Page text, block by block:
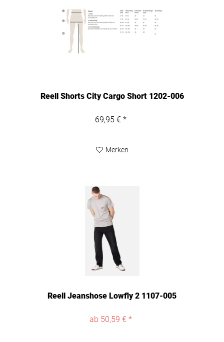
Reell Shorts City Cargo Short 1202-006
69,95 € *
Merken
Reell Jeanshose Lowfly 2 1107-005
ab 50,59 € *